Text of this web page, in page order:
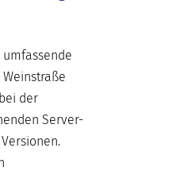
der
Server-